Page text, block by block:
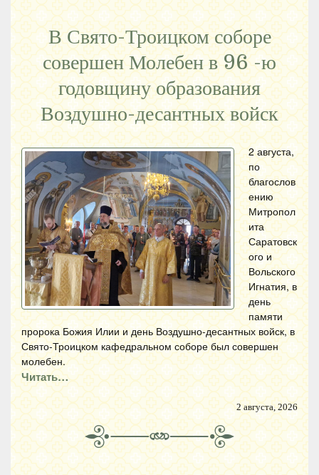
В Свято-Троицком соборе
совершен Молебен в 96 -ю
годовщину образования
Воздушно-десантных войск
2 августа,
по
благослов
ению
Митропол
ита
Саратовск
ого и
Вольского
Игнатия, в
день
памяти
пророка Божия Илии и день Воздушно-десантных войск, в
Свято-Троицком кафедральном соборе был совершен
молебен.
Читать…
2 августа, 2026